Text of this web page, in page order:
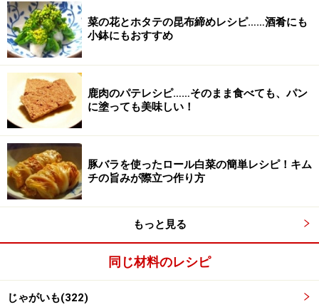
※記事内容は執筆時点のものです。最新の内容をご確認くださ
い。
※衛生面および保存状態に起因して食中毒や体調不良を引き起こ
す場合があります。必ず清潔な状態で、正しい方法で行い、なる
べく早めにお召し上がりください。また、持ち運びの際は保存方
法に注意してください。
【編集部おすすめの購入サイト】
Amazonで人気レシピの書籍をチェック！
楽天市場で人気レシピの書籍をチェック！
菜の花とホタテの昆布締めレシピ……酒肴にも
小鉢にもおすすめ
鹿肉のパテレシピ……そのまま食べても、パン
に塗っても美味しい！
豚バラを使ったロール白菜の簡単レシピ！キム
チの旨みが際立つ作り方
もっと見る
同じ材料のレシピ
じゃがいも(322)